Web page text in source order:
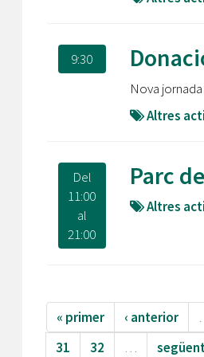
9:30
Nova
Altres
Del
11:00
al
21:00
Parc
Altres
« primer ‹ anterior
31
32 … següent